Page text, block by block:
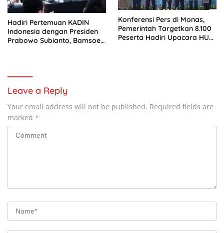
Hadiri Pertemuan KADIN
Indonesia dengan Presiden
Prabowo Subianto, Bamsoet
Dunia
Konferensi Pers di Monas,
Pemerintah Targetkan 8.100
Peserta Hadiri Upacara HUT
Leave a Reply
Your email address will not be published. Required fields are
marked *